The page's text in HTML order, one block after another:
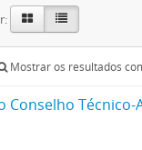
Mostrar os resultados
Conselho